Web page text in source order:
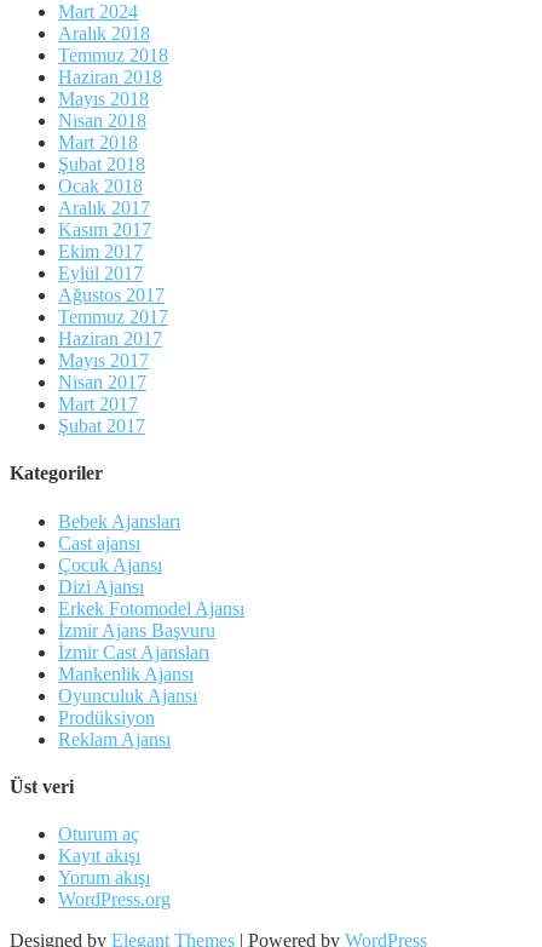
Mart 2024
Aralık 2018
Temmuz 2018
Haziran 2018
Mayıs 2018
Nisan 2018
Mart 2018
Şubat 2018
Ocak 2018
Aralık 2017
Kasım 2017
Ekim 2017
Eylül 2017
Ağustos 2017
Temmuz 2017
Haziran 2017
Mayıs 2017
Nisan 2017
Mart 2017
Şubat 2017
Kategoriler
Bebek Ajansları
Cast ajansı
Çocuk Ajansı
Dizi Ajansı
Erkek Fotomodel Ajansı
İzmir Ajans Başvuru
İzmir Cast Ajansları
Mankenlik Ajansı
Oyunculuk Ajansı
Prodüksiyon
Reklam Ajansı
Üst veri
Oturum aç
Kayıt akışı
Yorum akışı
WordPress.org
Designed by Elegant Themes | Powered by WordPress